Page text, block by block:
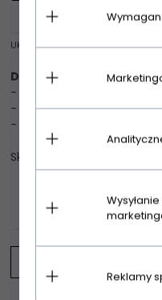
UKRYJ OPIS
Dkaren Melita koszulka
- wykonana z gładkiej
- szerokie ramiączka
- z tyłu tiulowa siateczka
Skład: 92% wiskoza, 8%
OPINIE KLIENTÓW
Reklamy